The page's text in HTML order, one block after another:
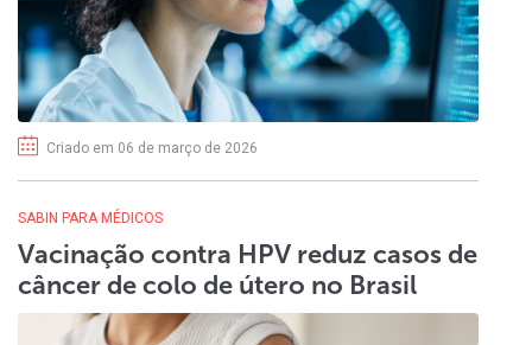
Criado em 06 de março de 2026
SABIN PARA MÉDICOS
Vacinação contra HPV reduz casos de
câncer de colo de útero no Brasil